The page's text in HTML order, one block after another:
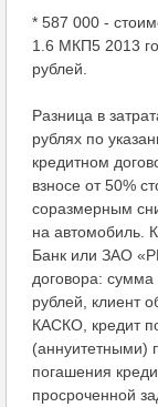
* 587 000 -
1.6 МКП5 2013
рублей.
Разница в
рублях по
кредитном
взносе от 50%
соразмерным
на автомобиль.
Банк или ЗАО
договора:
рублей, клиент
КАСКО, кредит
(аннуитетными)
погашения
просроченной